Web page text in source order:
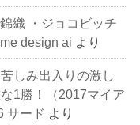
織 ・ジョコビッチ
design ai より
しみ出入りの激し
1勝！（2017マイア
サード より